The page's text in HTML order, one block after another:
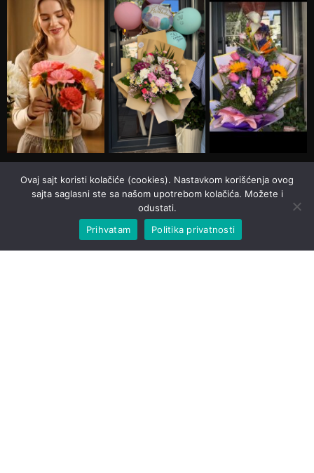
Ovaj sajt koristi kolačiće (cookies). Nastavkom korišćenja ovog
sajta saglasni ste sa našom upotrebom kolačića. Možete i
odustati.
Prihvatam
Politika privatnosti